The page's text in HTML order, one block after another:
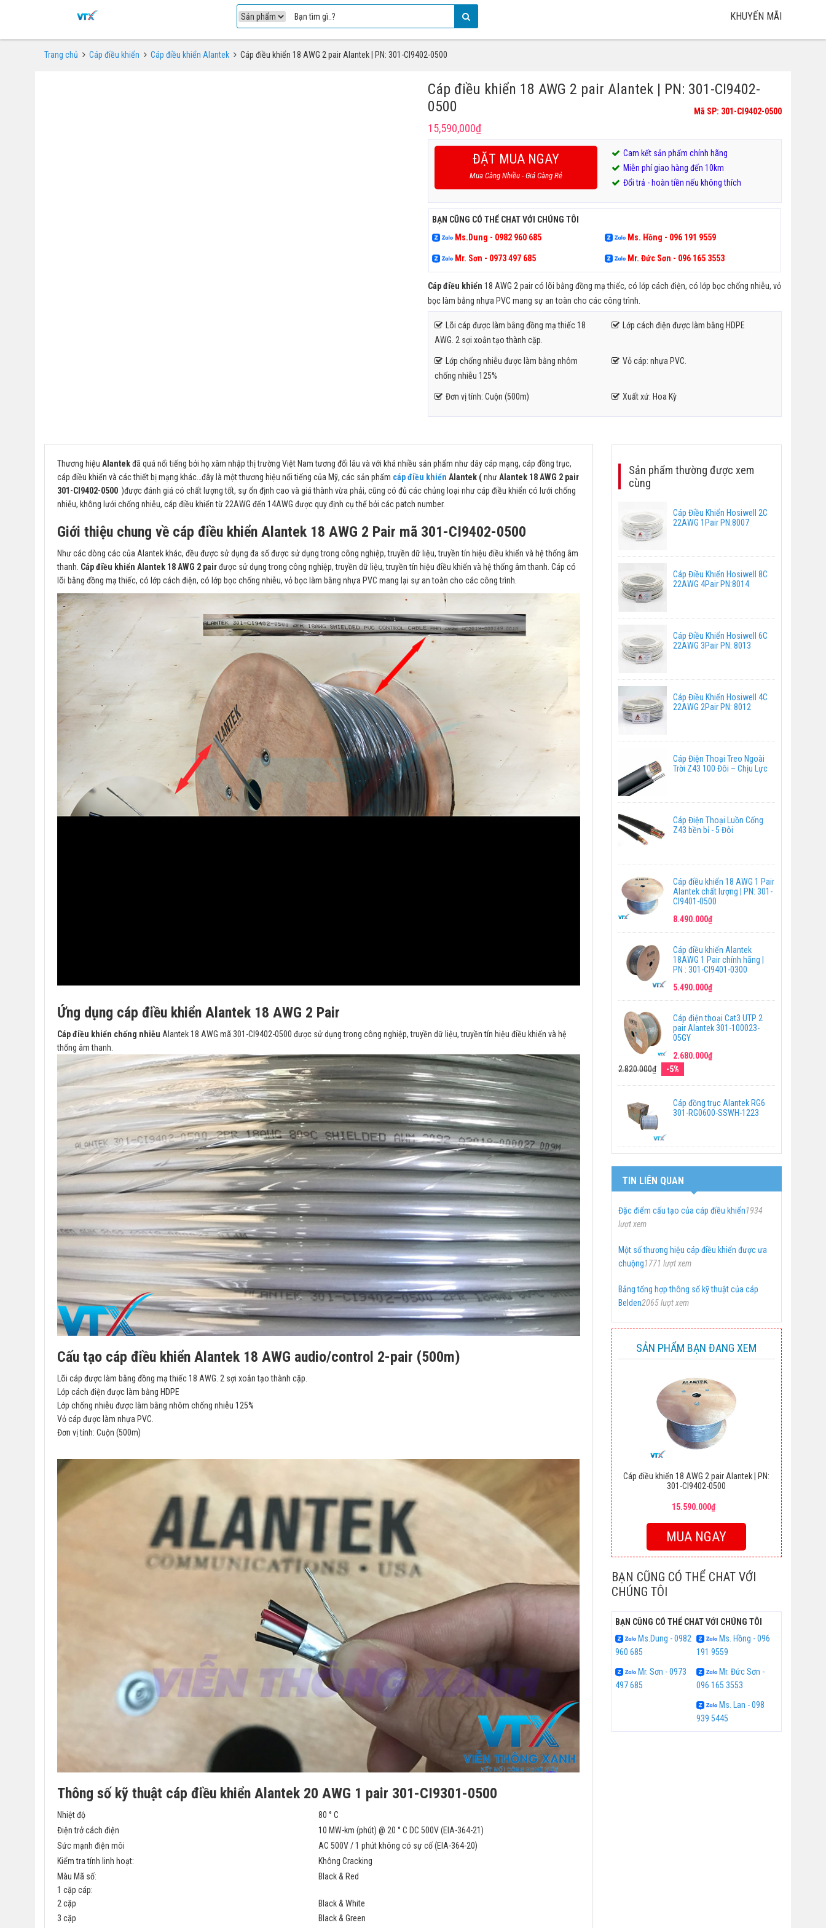
KHUYẾN MÃI
Trang chủ Cáp điều khiển Cáp điều khiển Alantek Cáp điều khiển 18 AWG 2 pair Alantek | PN: 301-CI9402-0500
Cáp điều khiển 18 AWG 2 pair Alantek | PN: 301-CI9402-
0500
15,590,000₫
Mã SP: 301-CI9402-0500
ĐẶT MUA NGAY
Mua Càng Nhiều - Giá Càng Rẻ
Cam kết sản phẩm chính hãng
Miễn phí giao hàng đến 10km
Đổi trả - hoàn tiền nếu không thích
BẠN CŨNG CÓ THỂ CHAT VỚI CHÚNG TÔI
Ms.Dung - 0982 960 685
Ms. Hồng - 096 191 9559
Mr. Sơn - 0973 497 685 Mr. Đức Sơn - 096 165 3553
Cáp điều khiển 18 AWG 2 pair có lõi bằng đồng mạ thiếc, có lớp cách điện, có lớp bọc chống nhiễu, vỏ
bọc làm bằng nhựa PVC mang sự an toàn cho các công trình.
Lõi cáp được làm bằng đồng mạ thiếc 18
AWG. 2 sợi xoắn tạo thành cặp.
Lớp cách điện được làm bằng HDPE
Lớp chống nhiễu được làm bằng nhôm
chống nhiễu 125%
Vỏ cáp: nhựa PVC.
Đơn vị tính: Cuộn (500m) Xuất xứ: Hoa Kỳ
Thương hiệu Alantekđã quá nổi tiếng bởi họ xâm nhập thị trường Việt Nam tương đối lâu và với khá nhiều sản phẩm như dây cáp mạng, cáp đồng trục,
cáp điều khiển và các thiết bị mạng khác…đây là một thương hiệu nổi tiếng của Mỹ, các sản phẩm cáp điều khiển Alantek (nhưAlantek 18 AWG 2 pair
301-CI9402-0500 )được đánh giá có chất lượng tốt, sự ổn định cao và giá thành vừa phải, cũng có đủ các chủng loại như cáp điều khiển có lưới chống
nhiễu, không lưới chống nhiễu, cáp điều khiển từ 22AWG đến 14AWG được quy định cụ thể bởi các patch number.
Giới thiệu chung về cáp điều khiển Alantek 18 AWG 2 Pair mã 301-CI9402-0500
Như các dòng các của Alantek khác, đều được sử dụng đa số được sử dụng trong công nghiệp, truyền dữ liệu, truyền tín hiệu điều khiển và hệ thống âm
thanh. Cáp điều khiển Alantek 18 AWG 2 pairđược sử dụng trong công nghiệp, truyền dữ liệu, truyền tín hiệu điều khiển và hệ thống âm thanh. Cáp có
lõi bằng đồng mạ thiếc, có lớp cách điện, có lớp bọc chống nhiễu, vỏ bọc làm bằng nhựa PVC mang lại sự an toàn cho các công trình.
Ứng dụng cáp điều khiển Alantek 18 AWG 2 Pair
Cáp điều khiển chống nhiễu Alantek 18 AWG mã 301-CI9402-0500 được sử dụng trong công nghiệp, truyền dữ liệu, truyền tín hiệu điều khiển và hệ
thống âm thanh.
Cấu tạo cáp điều khiển Alantek 18 AWG audio/control 2-pair (500m)
Lõi cáp được làm bằng đồng mạ thiếc 18 AWG. 2 sợi xoắn tạo thành cặp.
Lớp cách điện được làm bằng HDPE
Lớp chống nhiễu được làm bằng nhôm chống nhiễu 125%
Vỏ cáp được làm nhựa PVC.
Đơn vị tính: Cuộn (500m)
Thông số kỹ thuật cáp điều khiển Alantek 20 AWG 1 pair 301-CI9301-0500
Nhiệt độ
80 ° C
Điện trở cách điện
10 MW-km (phút) @ 20 ° C DC 500V (EIA-364-21)
Sức mạnh điện môi
AC 500V / 1 phút không có sự cố (EIA-364-20)
Kiểm tra tính linh hoạt:
Không Cracking
Màu Mã số:
1 cặp cáp:
Black & Red
2 cặp
Black & White
3 cặp
Black & Green
Sản phẩm thường được xem
cùng
Cáp Điều Khiển Hosiwell 2C
22AWG 1Pair PN:8007
Cáp Điều Khiển Hosiwell 8C
22AWG 4Pair PN:8014
Cáp Điều Khiển Hosiwell 6C
22AWG 3Pair PN: 8013
Cáp Điều Khiển Hosiwell 4C
22AWG 2Pair PN: 8012
Cáp Điện Thoại Treo Ngoài
Trời Z43 100 Đôi – Chịu Lực
Cáp Điện Thoại Luồn Cống
Z43 bền bỉ - 5 Đôi
Cáp điều khiển 18 AWG 1 Pair
Alantek chất lượng | PN: 301-
CI9401-0500
8.490.000₫
Cáp điều khiển Alantek
18AWG 1 Pair chính hãng |
PN : 301-CI9401-0300
5.490.000₫
Cáp điện thoại Cat3 UTP 2
pair Alantek 301-100023-
05GY
2.680.000₫
2.820.000₫
-5%
Cáp đồng trục Alantek RG6
301-RG0600-SSWH-1223
TIN LIÊN QUAN
Đặc điểm cấu tạo của cáp điều khiển1934
lượt xem
Một số thương hiệu cáp điều khiển được ưa
chuộng1771 lượt xem
Bảng tổng hợp thông số kỹ thuật của cáp
Belden2065 lượt xem
SẢN PHẨM BẠN ĐANG XEM
Cáp điều khiển 18 AWG 2 pair Alantek | PN:
301-CI9402-0500
15.590.000₫
MUA NGAY
BẠN CŨNG CÓ THỂ CHAT VỚI
CHÚNG TÔI
BẠN CŨNG CÓ THỂ CHAT VỚI CHÚNG TÔI
Ms.Dung - 0982
960 685
Ms. Hồng - 096
191 9559
Mr. Sơn - 0973
497 685
Mr. Đức Sơn -
096 165 3553
Ms. Lan - 098
939 5445